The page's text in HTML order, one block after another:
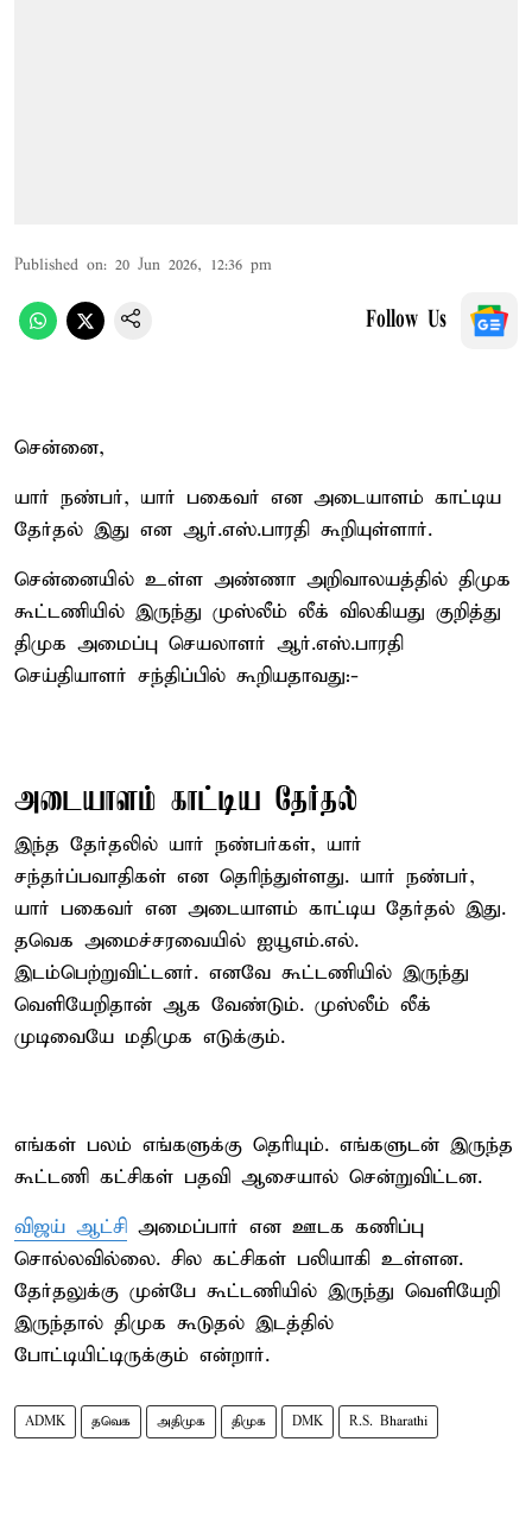
Published on: 20 Jun 2026, 12:36 pm
Follow Us
சென்னை,
யார் நண்பர், யார் பகைவர் என அடையாளம் காட்டிய
தேர்தல் இது என ஆர்.எஸ்.பாரதி கூறியுள்ளார்.
சென்னையில் உள்ள அண்ணா அறிவாலயத்தில் திமுக
கூட்டணியில் இருந்து முஸ்லீம் லீக் விலகியது குறித்து
திமுக அமைப்பு செயலாளர் ஆர்.எஸ்.பாரதி
செய்தியாளர் சந்திப்பில் கூறியதாவது:-
அடையாளம் காட்டிய தேர்தல்
இந்த தேர்தலில் யார் நண்பர்கள், யார்
சந்தர்ப்பவாதிகள் என தெரிந்துள்ளது. யார் நண்பர்,
யார் பகைவர் என அடையாளம் காட்டிய தேர்தல் இது.
தவெக அமைச்சரவையில் ஐயூஎம்.எல்.
இடம்பெற்றுவிட்டனர். எனவே கூட்டணியில் இருந்து
வெளியேறிதான் ஆக வேண்டும். முஸ்லீம் லீக்
முடிவையே மதிமுக எடுக்கும்.
எங்கள் பலம் எங்களுக்கு தெரியும். எங்களுடன் இருந்த
கூட்டணி கட்சிகள் பதவி ஆசையால் சென்றுவிட்டன.
விஜய் ஆட்சி அமைப்பார் என ஊடக கணிப்பு
சொல்லவில்லை. சில கட்சிகள் பலியாகி உள்ளன.
தேர்தலுக்கு முன்பே கூட்டணியில் இருந்து வெளியேறி
இருந்தால் திமுக கூடுதல் இடத்தில்
போட்டியிட்டிருக்கும் என்றார்.
ADMK தவெக அதிமுக திமுக DMK R.S. Bharathi